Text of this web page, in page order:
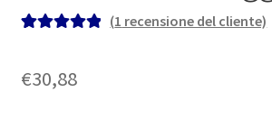
direcensioni
(1 recensione del cliente)
€30,88